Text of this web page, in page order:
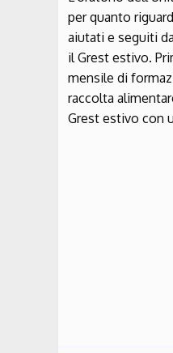
per quanto
aiutati e seguiti
il Grest estivo.
mensile di
raccolta
Grest estivo con